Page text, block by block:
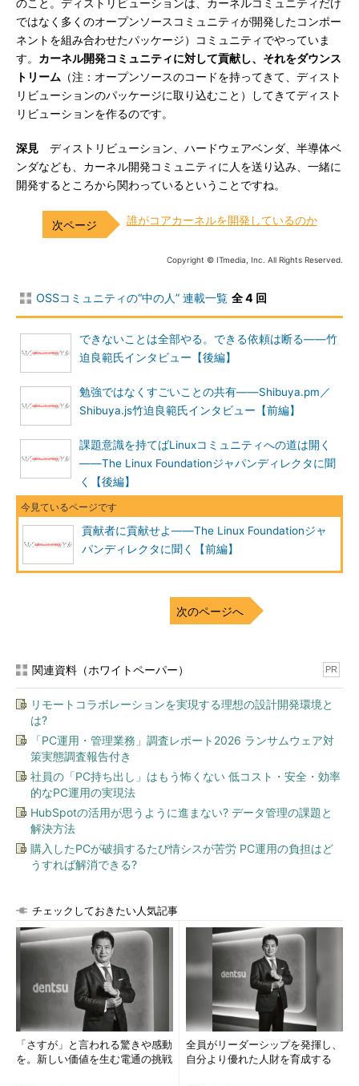
のこと。ディストリビューションは、カーネルコミュニティだけ
ではなく多くのオープンソースコミュニティが開発したコンポー
ネントを組み合わせたパッケージ）コミュニティでやっていま
す。 カーネル開発コミュニティに対して貢献し、それをダウンス
トリーム （注：オープンソースのコードを持ってきて、ディスト
リビューションのパッケージに取り込むこと）してきてディスト
リビューションを作るのです。
深見 ディストリビューション、ハードウェアベンダ、半導体ベ
ンダなども、カーネル開発コミュニティに人を送り込み、一緒に
開発するところから関わっているということですね。
誰がコアカーネルを開発しているのか
Copyright © ITmedia, Inc. All Rights Reserved.
OSSコミュニティの“中の人” 連載一覧 全 4 回
できないことは全部やる。できる依頼は断る――竹
迫良範氏インタビュー【後編】
勉強ではなくすごいことの共有――Shibuya.pm／
Shibuya.js竹迫良範氏インタビュー【前編】
課題意識を持てばLinuxコミュニティへの道は開く
――The Linux Foundationジャパンディレクタに聞
く【後編】
貢献者に貢献せよ――The Linux Foundationジャ
パンディレクタに聞く【前編】
次のページへ
関連資料（ホワイトペーパー） PR
リモートコラボレーションを実現する理想の設計開発環境と
は?
「PC運用・管理業務」調査レポート2026 ランサムウェア対
策実態調査報告付き
社員の「PC持ち出し」はもう怖くない 低コスト・安全・効率
的なPC運用の実現法
HubSpotの活用が思うように進まない? データ管理の課題と
解決方法
購入したPCが破損するたび情シスが苦労 PC運用の負担はど
うすれば解消できる?
チェックしておきたい人気記事
「さすが」と言われる驚きや感動
を。新しい価値を生む電通の挑戦
全員がリーダーシップを発揮し、
自分より優れた人財を育成する